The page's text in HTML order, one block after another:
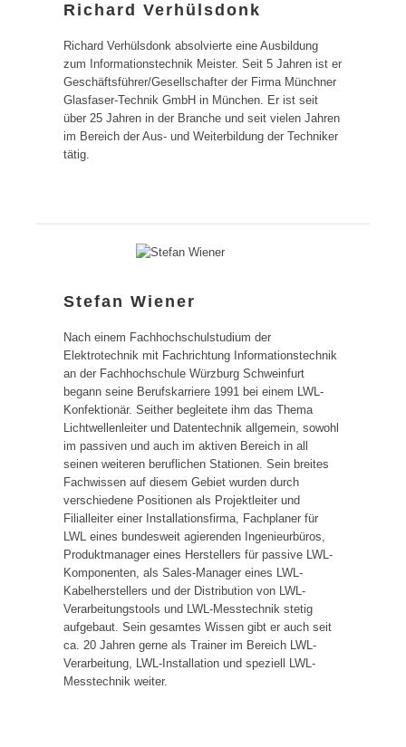
Richard Verhülsdonk
Richard Verhülsdonk absolvierte eine Ausbildung
zum Informationstechnik Meister. Seit 5 Jahren ist er
Geschäftsführer/Gesellschafter der Firma Münchner
Glasfaser-Technik GmbH in München. Er ist seit
über 25 Jahren in der Branche und seit vielen Jahren
im Bereich der Aus- und Weiterbildung der Techniker
tätig.
Stefan Wiener
Nach einem Fachhochschulstudium der
Elektrotechnik mit Fachrichtung Informationstechnik
an der Fachhochschule Würzburg Schweinfurt
begann seine Berufskarriere 1991 bei einem LWL-
Konfektionär. Seither begleitete ihm das Thema
Lichtwellenleiter und Datentechnik allgemein, sowohl
im passiven und auch im aktiven Bereich in all
seinen weiteren beruflichen Stationen. Sein breites
Fachwissen auf diesem Gebiet wurden durch
verschiedene Positionen als Projektleiter und
Filialleiter einer Installationsfirma, Fachplaner für
LWL eines bundesweit agierenden Ingenieurbüros,
Produktmanager eines Herstellers für passive LWL-
Komponenten, als Sales-Manager eines LWL-
Kabelherstellers und der Distribution von LWL-
Verarbeitungstools und LWL-Messtechnik stetig
aufgebaut. Sein gesamtes Wissen gibt er auch seit
ca. 20 Jahren gerne als Trainer im Bereich LWL-
Verarbeitung, LWL-Installation und speziell LWL-
Messtechnik weiter.